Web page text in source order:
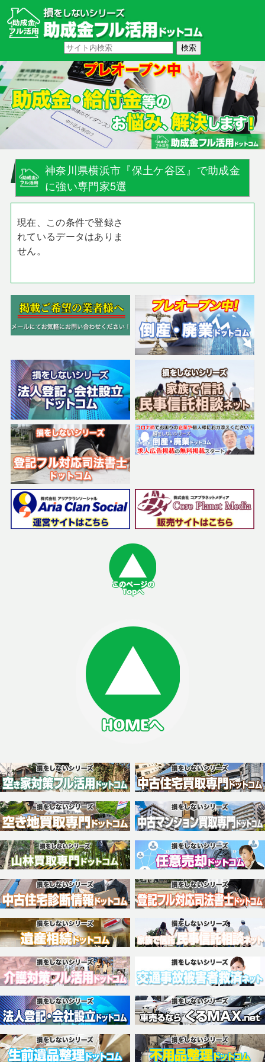
神奈川県横浜市『保土ケ谷区』で助成金
に強い専門家5選
現在、この条件で登録さ
れているデータはありま
せん。